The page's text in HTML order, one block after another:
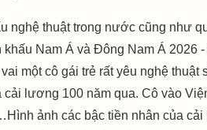
nghệ thuật trong nước cũng như
Nam Á và Đông Nam Á 2026 -
một cô gái trẻ rất yêu nghệ
lương 100 năm qua. Cô vào
ảnh các bậc tiền nhân của